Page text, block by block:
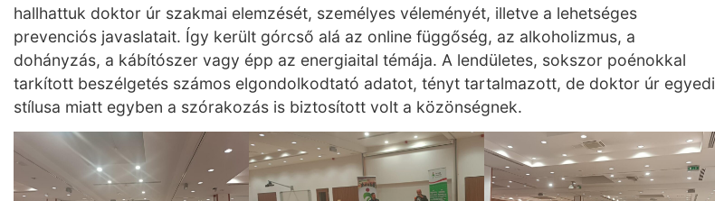
hallhattuk doktor úr szakmai elemzését, személyes véleményét, illetve a lehetséges
prevenciós javaslatait. Így került górcső alá az online függőség, az alkoholizmus, a
dohányzás, a kábítószer vagy épp az energiaital témája. A lendületes, sokszor poénokkal
tarkított beszélgetés számos elgondolkodtató adatot, tényt tartalmazott, de doktor úr egyedi
stílusa miatt egyben a szórakozás is biztosított volt a közönségnek.